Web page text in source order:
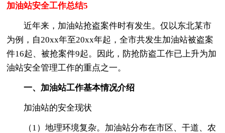
加油站安全工作总结5
近年来，加油站抢盗案件时有发生。仅以东北某市
为例，自20xx年至20xx年起，全市共发生加油站被盗案
件16起、被抢案件9起。因此，防抢防盗工作已上升为加
油站安全管理工作的重点之一。
一、加油站工作基本情况介绍
加油站的安全现状
（1）地理环境复杂。加油站分布在市区、干道、农